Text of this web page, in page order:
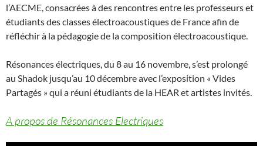
l’AECME, consacrées à des rencontres entre les professeurs et
étudiants des classes électroacoustiques de France afin de
réfléchir à la pédagogie de la composition électroacoustique.
Résonances électriques, du 8 au 16 novembre, s’est prolongé
au Shadok jusqu’au 10 décembre avec l’exposition « Vides
Partagés » qui a réuni étudiants de la HEAR et artistes invités.
A propos de Résonances Electriques